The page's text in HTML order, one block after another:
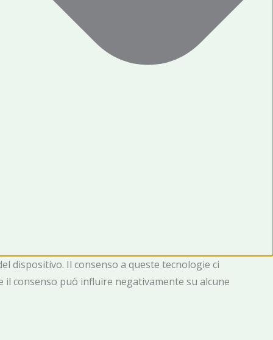
dispositivo. Il consenso a queste tecnologie ci
consenso può influire negativamente su alcune